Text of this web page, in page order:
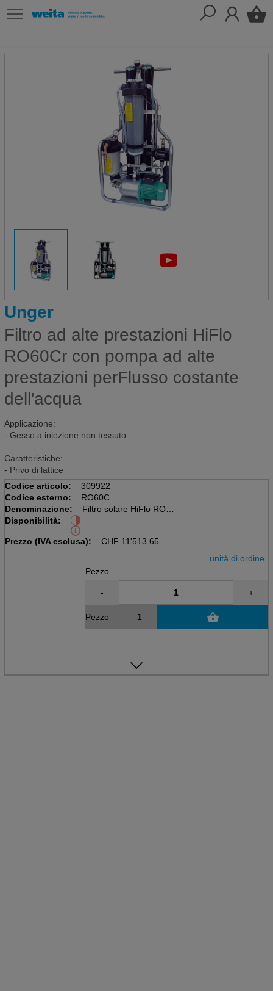
Unger
Filtro ad alte prestazioni HiFlo
RO60Cr con pompa ad alte
prestazioni perFlusso costante
dell'acqua
Applicazione:
- Gesso a iniezione non tessuto
Caratteristiche:
- Privo di lattice
Codice articolo:
309922
Codice esterno:
RO60C
Denominazione:
Filtro solare HiFlo RO
Disponibilità:
Prezzo (IVA esclusa): CHF 11'513.65
unità di ordine
Pezzo
- +
Pezzo